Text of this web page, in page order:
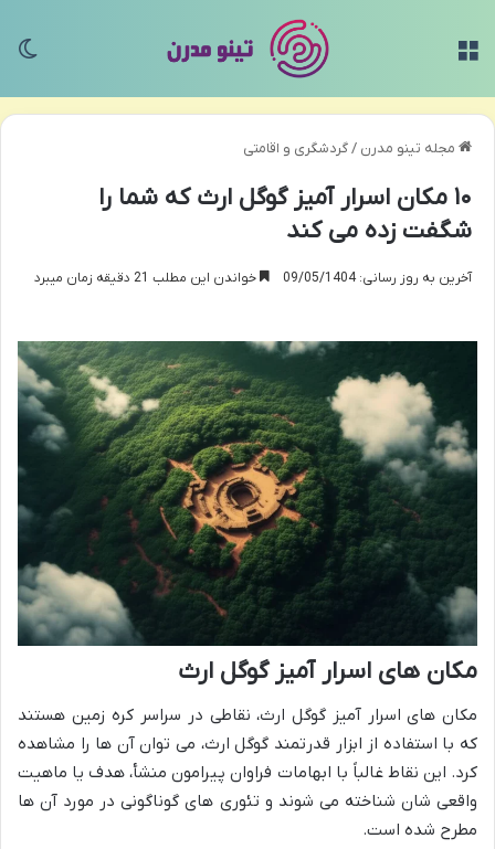
مجله تینو مدرن /گردشگری و اقامتی
۱۰ مکان اسرار آمیز گوگل ارث که شما را
شگفت زده می کند
آخرین به روز رسانی: 09/05/1404 خواندن این مطلب 21 دقیقه زمان میبرد
مکان های اسرار آمیز گوگل ارث
مکان های اسرار آمیز گوگل ارث، نقاطی در سراسر کره زمین هستند
که با استفاده از ابزار قدرتمند گوگل ارث، می توان آن ها را مشاهده
کرد. این نقاط غالباً با ابهامات فراوان پیرامون منشأ، هدف یا ماهیت
واقعی شان شناخته می شوند و تئوری های گوناگونی در مورد آن ها
مطرح شده است.